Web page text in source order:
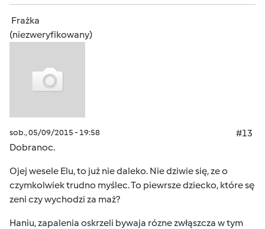
Frażka
(niezweryfikowany)
sob., 05/09/2015 - 19:58
#13
Dobranoc.
Ojej wesele Elu, to już nie daleko. Nie dziwie się, ze o
czymkolwiek trudno myślec. To piewrsze dziecko, które sę
zeni czy wychodzi za maż?
Haniu, zapalenia oskrzeli bywaja rózne zwłąszcza w tym